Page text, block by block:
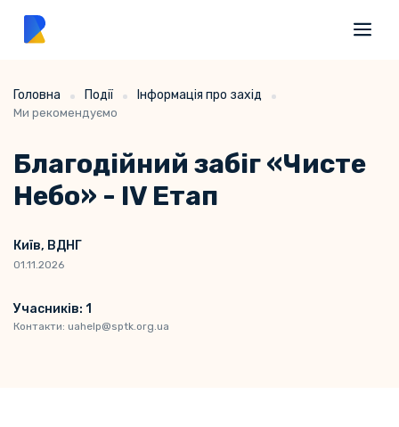
Головна Події Інформація про захід
Ми рекомендуємо
Благодійний забіг «Чисте
Небо» - IV Етап
Київ, ВДНГ
01.11.2026
Учасників: 1
Контакти: uahelp@sptk.org.ua